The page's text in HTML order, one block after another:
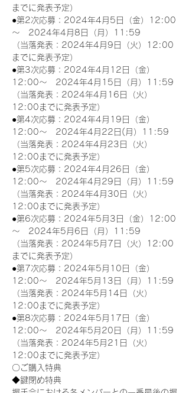
までに発表予定）
●第2次応募：2024年4月5日（金）12:00
～　2024年4月8日（月）11:59
（当落発表：2024年4月9日（火）12:00
までに発表予定）
●第3次応募：2024年4月12日（金）
12:00～　2024年4月15日（月）11:59
（当落発表：2024年4月16日（火）
12:00までに発表予定）
●第4次応募：2024年4月19日（金）
12:00～　2024年4月22日(月）11:59
（当落発表：2024年4月23日（火）
12:00までに発表予定）
●第5次応募：2024年4月26日（金）
12:00～　2024年4月29日（月）11:59
（当落発表：2024年4月30日（火）
12:00までに発表予定）
●第6次応募：2024年5月3日（金）12:00
～　2024年5月6日（月）11:59
（当落発表：2024年5月7日（火）12:00
までに発表予定）
●第7次応募：2024年5月10日（金）
12:00～　2024年5月13日（月）11:59
（当落発表：2024年5月14日（火）
12:00までに発表予定）
●第8次応募：2024年5月17日（金）
12:00～　2024年5月20日（月）11:59
（当落発表：2024年5月21日（火）
12:00までに発表予定）
〇ご購入特典
◆鍵閉め特典